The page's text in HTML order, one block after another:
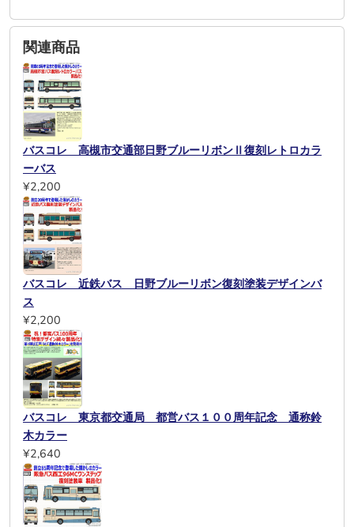
関連商品
バスコレ 高槻市交通部日野ブルーリボンⅡ復刻レトロカラ
ーバス
¥2,200
バスコレ 近鉄バス 日野ブルーリボン復刻塗装デザインバ
ス
¥2,200
バスコレ 東京都交通局 都営バス１００周年記念 通称鈴
木カラー
¥2,640